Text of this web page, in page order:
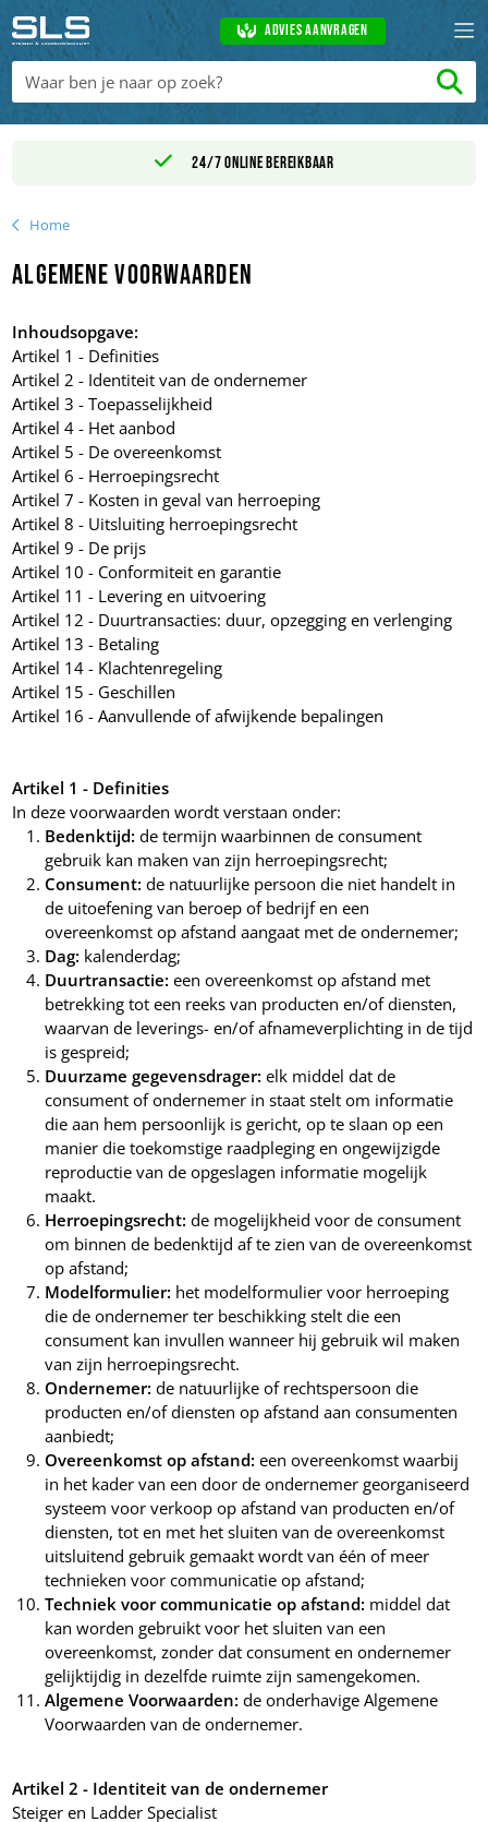
Advies aanvragen
Levertijd binnen 1 - 2
Home
Algemene voorwaarden
Inhoudsopgave:
Artikel 1 - Definities
Artikel 2 - Identiteit van de ondernemer
Artikel 3 - Toepasselijkheid
Artikel 4 - Het aanbod
Artikel 5 - De overeenkomst
Artikel 6 - Herroepingsrecht
Artikel 7 - Kosten in geval van herroeping
Artikel 8 - Uitsluiting herroepingsrecht
Artikel 9 - De prijs
Artikel 10 - Conformiteit en garantie
Artikel 11 - Levering en uitvoering
Artikel 12 - Duurtransacties: duur, opzegging en verlenging
Artikel 13 - Betaling
Artikel 14 - Klachtenregeling
Artikel 15 - Geschillen
Artikel 16 - Aanvullende of afwijkende bepalingen
Artikel 1 - Definities
In deze voorwaarden wordt verstaan onder:
Bedenktijd: de termijn waarbinnen de consument
gebruik kan maken van zijn herroepingsrecht;
Consument: de natuurlijke persoon die niet handelt in
de uitoefening van beroep of bedrijf en een
overeenkomst op afstand aangaat met de ondernemer;
Dag: kalenderdag;
Duurtransactie: een overeenkomst op afstand met
betrekking tot een reeks van producten en/of diensten,
waarvan de leverings- en/of afnameverplichting in de tijd
is gespreid;
Duurzame gegevensdrager: elk middel dat de
consument of ondernemer in staat stelt om informatie
die aan hem persoonlijk is gericht, op te slaan op een
manier die toekomstige raadpleging en ongewijzigde
reproductie van de opgeslagen informatie mogelijk
maakt.
Herroepingsrecht: de mogelijkheid voor de consument
om binnen de bedenktijd af te zien van de overeenkomst
op afstand;
Modelformulier: het modelformulier voor herroeping
die de ondernemer ter beschikking stelt die een
consument kan invullen wanneer hij gebruik wil maken
van zijn herroepingsrecht.
Ondernemer: de natuurlijke of rechtspersoon die
producten en/of diensten op afstand aan consumenten
aanbiedt;
Overeenkomst op afstand: een overeenkomst waarbij
in het kader van een door de ondernemer georganiseerd
systeem voor verkoop op afstand van producten en/of
diensten, tot en met het sluiten van de overeenkomst
uitsluitend gebruik gemaakt wordt van één of meer
technieken voor communicatie op afstand;
Techniek voor communicatie op afstand: middel dat
kan worden gebruikt voor het sluiten van een
overeenkomst, zonder dat consument en ondernemer
gelijktijdig in dezelfde ruimte zijn samengekomen.
Algemene Voorwaarden: de onderhavige Algemene
Voorwaarden van de ondernemer.
Artikel 2 - Identiteit van de ondernemer
Steiger en Ladder Specialist